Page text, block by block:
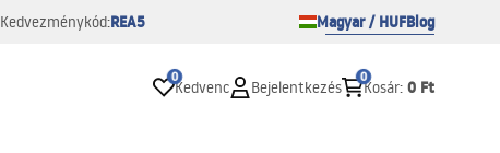
Kedvezménykód:REA5 Magyar / HUFBlog
0
Kedvenc Bejelentkezés
0
Kosár: 0 Ft